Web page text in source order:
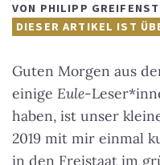
VON PHILIPP
DIESER ARTIKEL IST
Guten Morgen aus
einige Eule-
haben, ist unser
2019 mit mir einmal
in den Freistaat im